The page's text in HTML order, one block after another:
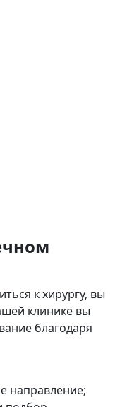
к хирургу, вы
клинике вы
благодаря
направление;